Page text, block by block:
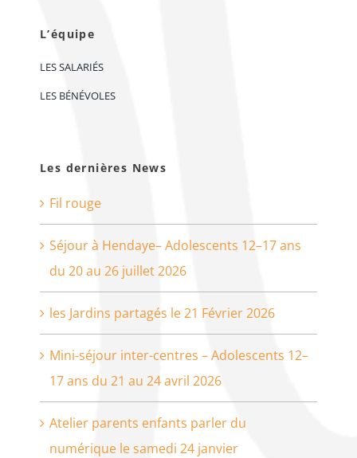
L’équipe
LES SALARIÉS
LES BÉNÉVOLES
Les dernières News
Fil rouge
Séjour à Hendaye– Adolescents 12–17 ans
du 20 au 26 juillet 2026
les Jardins partagés le 21 Février 2026
Mini-séjour inter-centres – Adolescents 12–
17 ans du 21 au 24 avril 2026
Atelier parents enfants parler du
numérique le samedi 24 janvier